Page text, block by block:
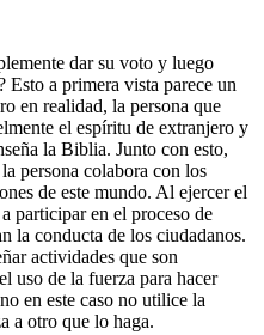
dar su voto y luego
Esto a primera vista parece un
en realidad, la persona que
el espíritu de extranjero y
la Biblia. Junto con esto,
persona colabora con los
de este mundo. Al ejercer el
participar en el proceso de
la conducta de los ciudadanos.
actividades que son
uso de la fuerza para hacer
en este caso no utilice la
a otro que lo haga.